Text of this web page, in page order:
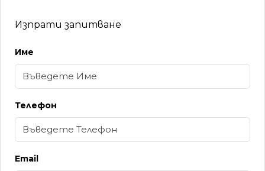
Изпрати запитване
Име
Телефон
Email